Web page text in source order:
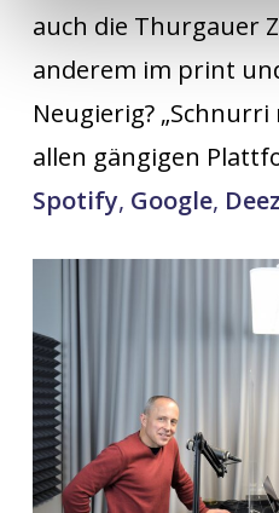
auch die Thurgauer
anderem im print
Neugierig?
allen gängigen
Spotify, Google,